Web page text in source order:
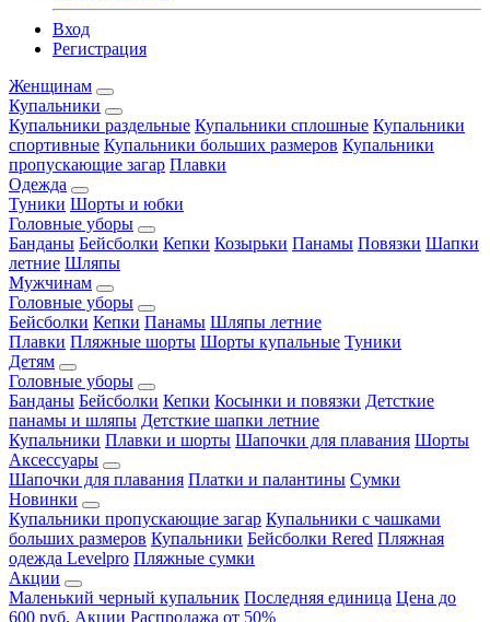
Вход
Регистрация
Женщинам
Купальники
Купальники раздельные Купальники сплошные Купальники
спортивные Купальники больших размеров Купальники
пропускающие загар Плавки
Одежда
Туники Шорты и юбки
Головные уборы
Банданы Бейсболки Кепки Козырьки Панамы Повязки Шапки
летние Шляпы
Мужчинам
Головные уборы
Бейсболки Кепки Панамы Шляпы летние
Плавки Пляжные шорты Шорты купальные Туники
Детям
Головные уборы
Банданы Бейсболки Кепки Косынки и повязки Детсткие
панамы и шляпы Детсткие шапки летние
Купальники Плавки и шорты Шапочки для плавания Шорты
Аксессуары
Шапочки для плавания Платки и палантины Сумки
Новинки
Купальники пропускающие загар Купальники с чашками
больших размеров Купальники Бейсболки Rered Пляжная
одежда Levelpro Пляжные сумки
Акции
Маленький черный купальник Последняя единица Цена до
600 руб. Акции Распродажа от 50%